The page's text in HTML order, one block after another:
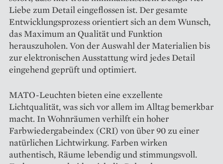
Liebe zum Detail eingeflossen ist. Der gesamte
Entwicklungsprozess orientiert sich an dem Wunsch,
das Maximum an Qualität und Funktion
herauszuholen. Von der Auswahl der Materialien bis
zur elektronischen Ausstattung wird jedes Detail
eingehend geprüft und optimiert.
MATO-Leuchten bieten eine exzellente
Lichtqualität, was sich vor allem im Alltag bemerkbar
macht. In Wohnräumen verhilft ein hoher
Farbwiedergabeindex (CRI) von über 90 zu einer
natürlichen Lichtwirkung. Farben wirken
authentisch, Räume lebendig und stimmungsvoll.